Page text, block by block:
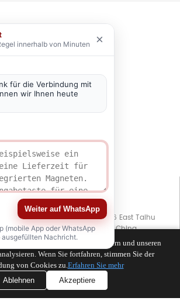
Alle Rechte vorbehalten
-Speziell
Business Center, Nr. 11666 East Taihu
Stadt Suzhou, Provinz Jiangsu, China
(WhatsApp)
/ +86 133 3865 5578
um Ihr Surferlebnis zu verbessern und unseren
Wenn Sie fortfahren, stimmen Sie der
von Cookies zu.Erfahren Sie mehr
Ablehnen
Akzeptiere
innerhalb von Minuten ×
für die Verbindung mit
wir Ihnen heute
Weiter auf WhatsApp
(mobile App oder WhatsApp
ausgefüllten Nachricht.